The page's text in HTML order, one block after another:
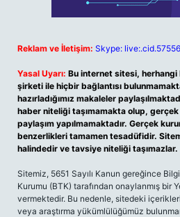
Reklam ve İletişim: Skype:
Yasal Uyarı: Bu internet sitesi, herhangi
şirketi ile hiçbir bağlantısı
hazırladığımız makaleler
haber niteliği taşımamakta olup,
paylaşım yapılmamaktadır. Gerçek
benzerlikleri tamamen tesadüfidir.
halindedir ve tavsiye niteliği taşımazlar.
Sitemiz, 5651 Sayılı Kanun gereğince
Kurumu (BTK) tarafından onaylanmış bir
vermektedir. Bu nedenle, sitedeki
veya araştırma yükümlülüğümüz